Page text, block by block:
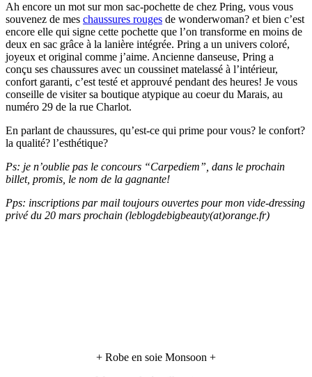
Ah encore un mot sur mon sac-pochette de chez Pring, vous vous
souvenez de mes chaussures rouges de wonderwoman? et bien c’est
encore elle qui signe cette pochette que l’on transforme en moins de
deux en sac grâce à la lanière intégrée. Pring a un univers coloré,
joyeux et original comme j’aime. Ancienne danseuse, Pring a
conçu ses chaussures avec un coussinet matelassé à l’intérieur,
confort garanti, c’est testé et approuvé pendant des heures! Je vous
conseille de visiter sa boutique atypique au coeur du Marais, au
numéro 29 de la rue Charlot.
En parlant de chaussures, qu’est-ce qui prime pour vous? le confort?
la qualité? l’esthétique?
Ps: je n’oublie pas le concours “Carpediem”, dans le prochain
billet, promis, le nom de la gagnante!
Pps: inscriptions par mail toujours ouvertes pour mon vide-dressing
privé du 20 mars prochain (leblogdebigbeauty(at)orange.fr)
+ Robe en soie Monsoon +